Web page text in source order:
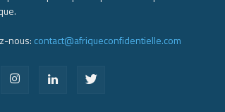
nous: contact@afriqueconfidentielle.com